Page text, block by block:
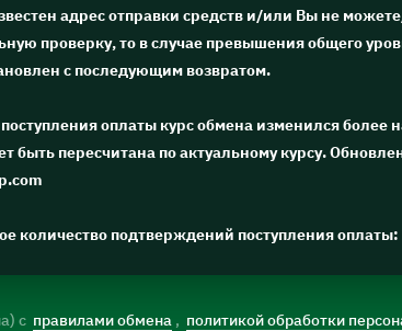
адрес отправки средств и/или Вы не
проверку, то в случае превышения общего
с последующим возвратом.
оплаты курс обмена изменился более
быть пересчитана по актуальному курсу.
количество подтверждений поступления
с правилами обмена , политикой обработки